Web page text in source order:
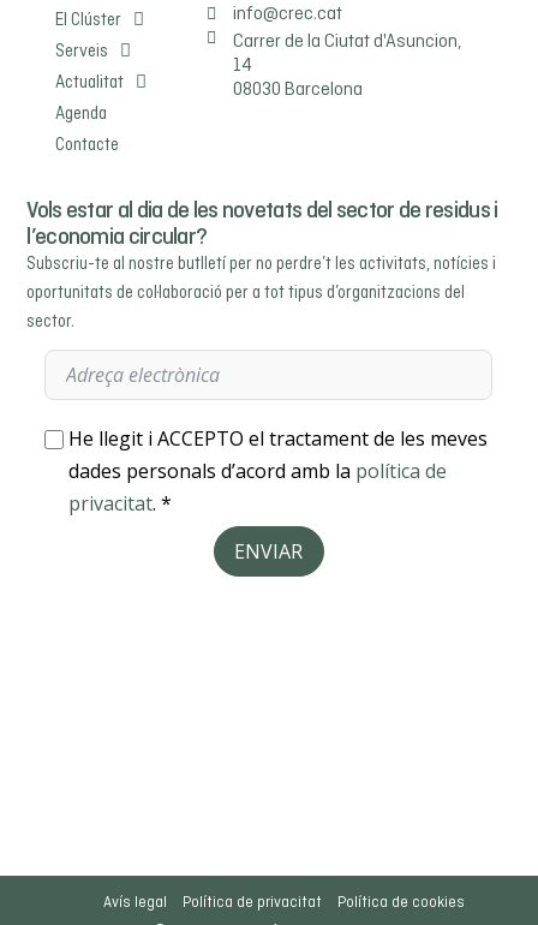
El Clúster
Serveis
Actualitat
Agenda
Contacte
info@crec.cat
Carrer de la Ciutat d'Asuncion,
14
08030 Barcelona
Vols estar al dia de les novetats del sector de residus i
l’economia circular?
Subscriu-te al nostre butlletí per no perdre’t les activitats, notícies i
oportunitats de col·laboració per a tot tipus d’organitzacions del
sector.
Avís legal Política de privacitat Política de cookies